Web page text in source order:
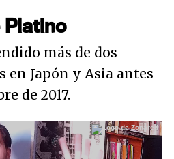
Platino
más de dos
en Japón y Asia antes
de 2017.